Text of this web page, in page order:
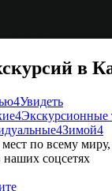
в
4Увидеть
4Экскурсионные
4Зимой4
по всему миру,
соцсетях